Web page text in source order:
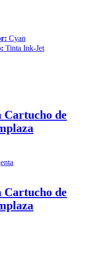
Cyan
Tinta Ink-Jet
Cartucho de
Cartucho de